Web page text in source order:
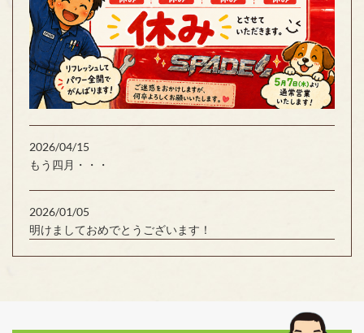
2026/04/15
もう四月・・・
2026/01/05
明けましておめでとうございます！